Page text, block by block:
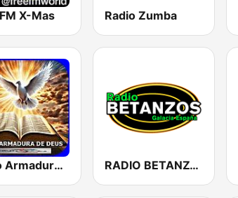
X-Mas Radio Zumba
Radio Armadura de Deus RADIO BETANZOS